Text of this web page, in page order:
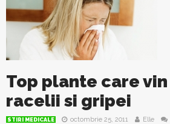
Top plante care
racelii si gripei
STIRI MEDICALE octombrie 25, 2011 Elle